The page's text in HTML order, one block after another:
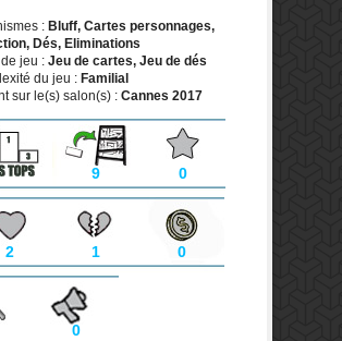
: Bluff, Cartes personnages,
Dés, Eliminations
jeu : Jeu de cartes, Jeu de dés
du jeu : Familial
sur le(s) salon(s) : Cannes 2017
9 0
2 1 0
0